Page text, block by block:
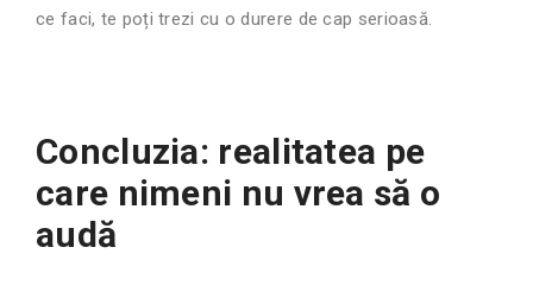
ce faci, te poți trezi cu o durere de cap serioasă.
Concluzia: realitatea pe
care nimeni nu vrea să o
audă